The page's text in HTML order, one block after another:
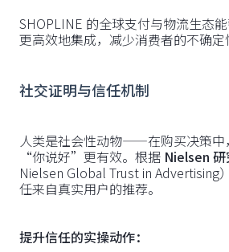
SHOPLINE 的全球支付与物流生态
更高效地集成，减少消费者的不确定
社交证明与信任机制
人类是社会性动物——在购买决策
“你说好”更有效。根据 Nielsen
Nielsen Global Trust in Advertising
任来自真实用户的推荐。
提升信任的实操动作：